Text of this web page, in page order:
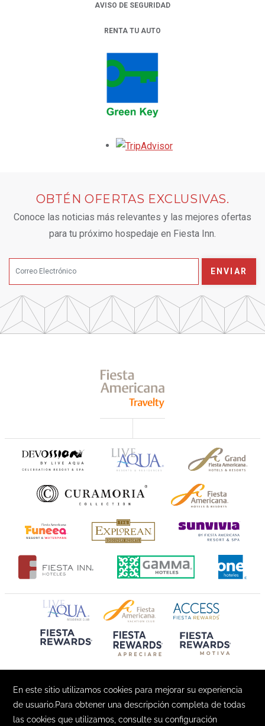
AVISO DE SEGURIDAD
RENTA TU AUTO
OPENS IN A NEW TAB.
OBTÉN OFERTAS EXCLUSIVAS.
Conoce las noticias más relevantes y las mejores ofertas
para tu próximo hospedaje en Fiesta Inn.
ENVIAR